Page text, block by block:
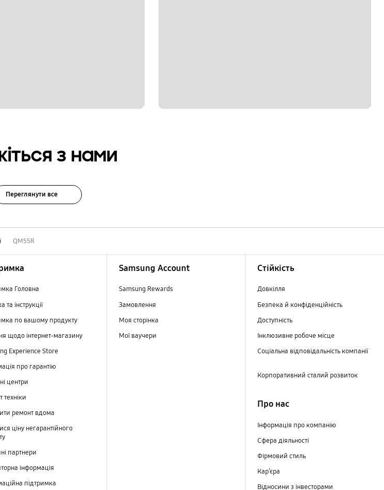
з нами
Переглянути все
QM55R
Головна
та інструкції
по вашому продукту
щодо інтернет-магазину
Experience Store
про гарантію
центри
техніки
ремонт вдома
ціну негарантійного
партнери
інформація
підтримка
Samsung Account
Samsung Rewards
Замовлення
Моя сторінка
Мої ваучери
Стійкість
Довкілля
Безпека й конфіденційність
Доступність
Інклюзивне робоче місце
Соціальна відповідальність компанії
Корпоративний сталий розвиток
Про нас
Інформація про компанію
Сфера діяльності
Фірмовий стиль
Кар’єра
Відносини з інвесторами